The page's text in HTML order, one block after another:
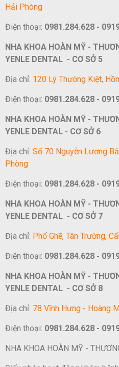
Hải Phòng
Điện thoại: 0981.284.628 -
NHA KHOA HOÀN MỸ -
YENLE DENTAL - CƠ SỞ 5
Địa chỉ: 120 Lý Thường Kiệt,
Điện thoại: 0981.284.628 -
NHA KHOA HOÀN MỸ -
YENLE DENTAL - CƠ SỞ 6
Địa chỉ: Số 70 Nguyễn Lương
Phòng
Điện thoại: 0981.284.628 -
NHA KHOA HOÀN MỸ -
YENLE DENTAL - CƠ SỞ 7
Địa chỉ: Phố Ghẽ, Tân Trường,
Điện thoại: 0981.284.628 -
NHA KHOA HOÀN MỸ -
YENLE DENTAL - CƠ SỞ 8
Địa chỉ: 78 Vĩnh Hưng - Hoàng
Điện thoại: 0981.284.628 -
NHA KHOA HOÀN MỸ -